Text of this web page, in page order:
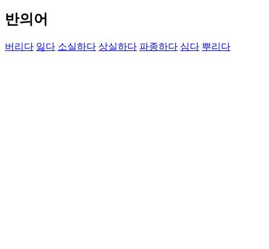
반의어
버리다 잃다 소실하다 상실하다 파종하다 심다 뿌리다